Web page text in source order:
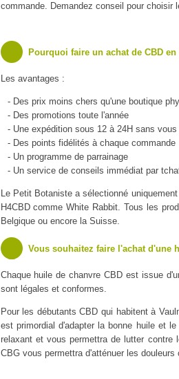
commande. Demandez conseil pour choisir
Pourquoi faire un achat de CBD
Les avantages :
- Des prix moins chers qu'une boutique
- Des promotions toute l'année
- Une expédition sous 12 à 24H sans vous
- Des points fidélités à chaque commande
- Un programme de parrainage
- Un service de conseils immédiat par
Le Petit Botaniste a sélectionné
H4CBD comme White Rabbit. Tous les
Belgique ou encore la Suisse.
Vous souhaitez faire l'achat d'une
Chaque huile de chanvre CBD est issue
sont légales et conformes.
Pour les débutants CBD qui habitent à
est primordial d'adapter la bonne huile et
relaxant et vous permettra de lutter contre
CBG vous permettra d'atténuer les